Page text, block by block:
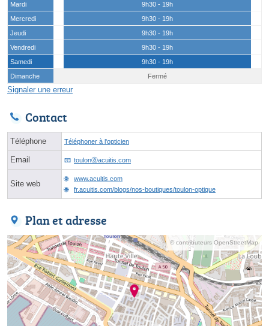
Mardi
9h30 - 19h
Mercredi
9h30 - 19h
Jeudi
9h30 - 19h
Vendredi
9h30 - 19h
Samedi
9h30 - 19h
Dimanche
Fermé
Signaler une erreur
Contact
Téléphone Téléphoner à l'opticien
Email toulonⓐacuitis.com
Site web
www.acuitis.com
fr.acuitis.com/blogs/nos-boutiques/toulon-optique
Plan et adresse
© contributeurs OpenStreetMap